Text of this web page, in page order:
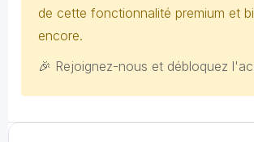
de cette fonctionnalité premium et
encore.
🎉 Rejoignez-nous et débloquez